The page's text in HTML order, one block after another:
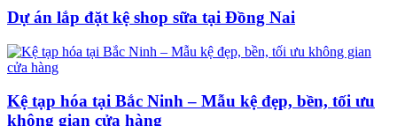
Dự án lắp đặt kệ shop sữa tại Đồng Nai
Kệ tạp hóa tại Bắc Ninh – Mẫu kệ đẹp, bền, tối ưu
không gian cửa hàng